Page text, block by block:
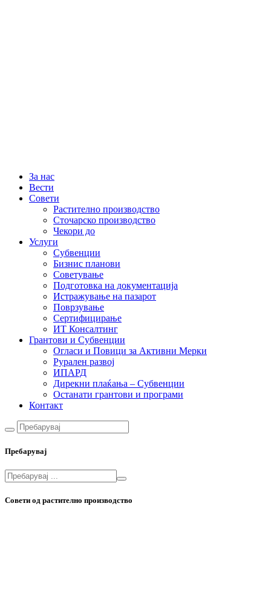
За нас
Вести
Совети
Растително производство
Сточарско производство
Чекори до
Услуги
Субвенции
Бизнис планови
Советување
Подготовка на документација
Истражување на пазарот
Поврзување
Сертифицирање
ИТ Консалтинг
Грантови и Субвенции
Огласи и Повици за Активни Мерки
Рурален развој
ИПАРД
Дирекни плаќања – Субвенции
Останати грантови и програми
Контакт
Пребарувај
Совети од растително производство